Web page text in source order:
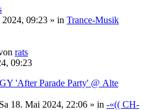
09:23 » in Trance-Musik
rats
09:23
'After Parade Party' @ Alte
Sa 18. Mai 2024, 22:06 » in -«(( CH-